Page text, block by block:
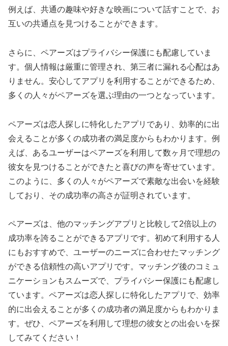
例えば、共通の趣味や好きな映画について話すことで、お
互いの共通点を見つけることができます。
さらに、ペアーズはプライバシー保護にも配慮していま
す。個人情報は厳重に管理され、第三者に漏れる心配はあ
りません。安心してアプリを利用することができるため、
多くの人々がペアーズを選ぶ理由の一つとなっています。
ペアーズは恋人探しに特化したアプリであり、効率的に出
会えることが多くの成功者の満足度からもわかります。例
えば、あるユーザーはペアーズを利用して数ヶ月で理想の
彼女を見つけることができたと喜びの声を寄せています。
このように、多くの人々がペアーズで素敵な出会いを経験
しており、その成功率の高さが証明されています。
ペアーズは、他のマッチングアプリと比較して2倍以上の
成功率を誇ることができるアプリです。初めて利用する人
にもおすすめで、ユーザーのニーズに合わせたマッチング
ができる信頼性の高いアプリです。マッチング後のコミュ
ニケーションもスムーズで、プライバシー保護にも配慮し
ています。ペアーズは恋人探しに特化したアプリで、効率
的に出会えることが多くの成功者の満足度からもわかりま
す。ぜひ、ペアーズを利用して理想の彼女との出会いを探
してみてください！